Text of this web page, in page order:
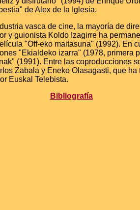
de Alex de la Iglesia.
vasca de cine, la mayoría de
y guionista Koldo Izagirre ha
"Off-eko maitasuna" (1992). En
"Ekialdeko izarra" (1978, primera
(1991). Entre las coproducciones
Zabala y Eneko Olasagasti, que
Euskal Telebista.
Bibliografía